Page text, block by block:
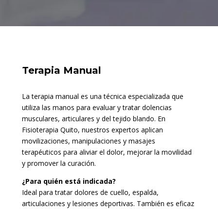
Terapia Manual
La terapia manual es una técnica especializada que
utiliza las manos para evaluar y tratar dolencias
musculares, articulares y del tejido blando. En
Fisioterapia Quito, nuestros expertos aplican
movilizaciones, manipulaciones y masajes
terapéuticos para aliviar el dolor, mejorar la movilidad
y promover la curación.
¿Para quién está indicada?
Ideal para tratar dolores de cuello, espalda,
articulaciones y lesiones deportivas. También es eficaz